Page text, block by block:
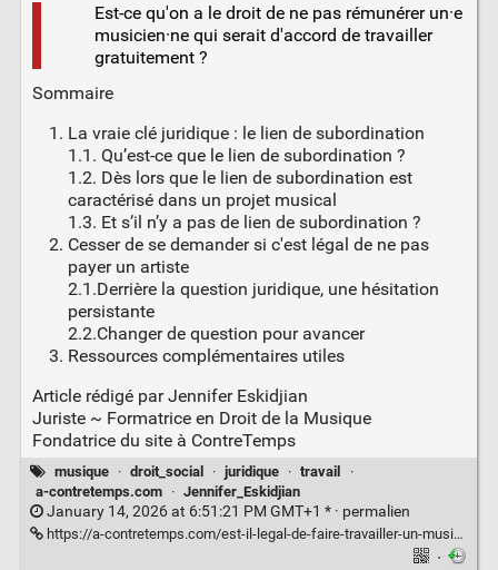
Est-ce qu'on a le droit de ne pas rémunérer un·e
musicien·ne qui serait d'accord de travailler
gratuitement ?
Sommaire
La vraie clé juridique : le lien de subordination
1.1. Qu’est-ce que le lien de subordination ?
1.2. Dès lors que le lien de subordination est
caractérisé dans un projet musical
1.3. Et s’il n’y a pas de lien de subordination ?
Cesser de se demander si c'est légal de ne pas
payer un artiste
2.1.Derrière la question juridique, une hésitation
persistante
2.2.Changer de question pour avancer
Ressources complémentaires utiles
Article rédigé par Jennifer Eskidjian
Juriste ~ Formatrice en Droit de la Musique
Fondatrice du site à ContreTemps
musique · droit_social · juridique · travail
·
a-contretemps.com
· Jennifer_Eskidjian
January 14, 2026 at 6:51:21 PM GMT+1 * · permalien
https://a-contretemps.com/est-il-legal-de-faire-travailler-un-musicien-gratuitement/
·